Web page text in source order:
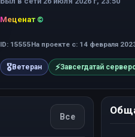
Меценат ©
ID: 15555На проекте с: 14 февраля
🎖Ветеран ⚡Завсегдатай
Все